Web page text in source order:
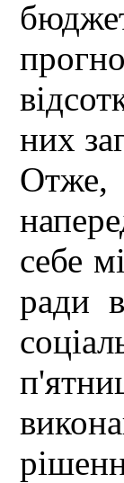
них
Отже,
себе
ради